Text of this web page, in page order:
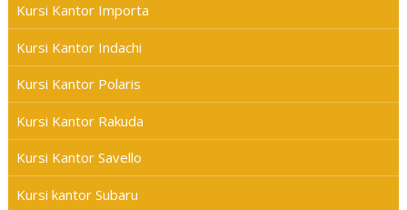
Kursi Kantor Importa
Kursi Kantor Indachi
Kursi Kantor Polaris
Kursi Kantor Rakuda
Kursi Kantor Savello
Kursi kantor Subaru